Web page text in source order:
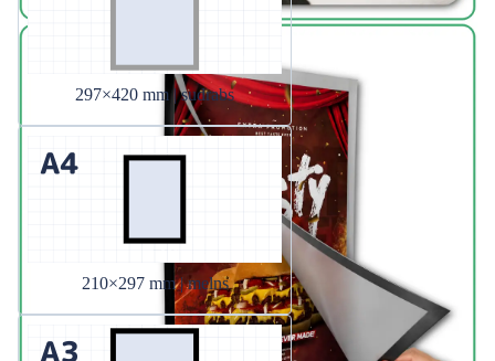
297×420 mm | sudrabs
210×297 mm | melns